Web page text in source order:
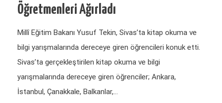
Öğretmenleri Ağırladı
Millî Eğitim Bakanı Yusuf Tekin, Sivas’ta kitap okuma ve
bilgi yarışmalarında dereceye giren öğrencileri konuk etti.
Sivas’ta gerçekleştirilen kitap okuma ve bilgi
yarışmalarında dereceye giren öğrenciler; Ankara,
İstanbul, Çanakkale, Balkanlar,…